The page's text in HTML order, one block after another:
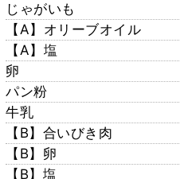
じゃがいも
【A】オリーブオイル
【A】塩
卵
パン粉
牛乳
【B】合いびき肉
【B】卵
【B】塩